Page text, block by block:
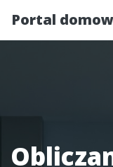
Portal